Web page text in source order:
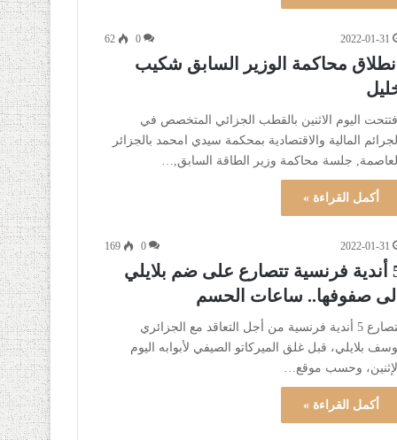
2022-01-31
0
62
انطلاق محاكمة الوزير السابق شكيب
افتتحت اليوم الاثنين بالقطب الجزائي المتخصص في
الجرائم المالية والاقتصادية بمحكمة سيدي امحمد بالجزائر
العاصمة, جلسة محاكمة وزير الطاقة السابق,…
أكمل القراءة »
2022-01-31
0
169
5 أندية فرنسية تتصارع على ضم بلايلي
إلى صفوفها.. ساعات الحسم
تتصارع 5 أندية فرنسية من أجل التعاقد مع الجزائري
بلايلي، قبل غلق الميركاتو الصيفي لأبوابه اليوم
الإثنين، وحسب موقع…
أكمل القراءة »